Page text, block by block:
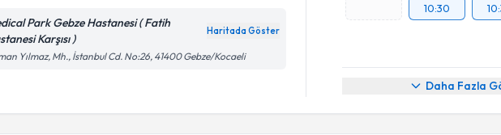
Park Gebze Hastanesi ( Fatih
Karşısı )
Haritada Göster
Yılmaz, Mh., İstanbul Cd. No:26, 41400 Gebze/Kocaeli
10:30
Daha Fazla